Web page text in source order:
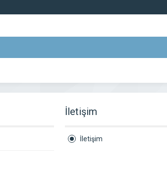
İletişim
İletişim